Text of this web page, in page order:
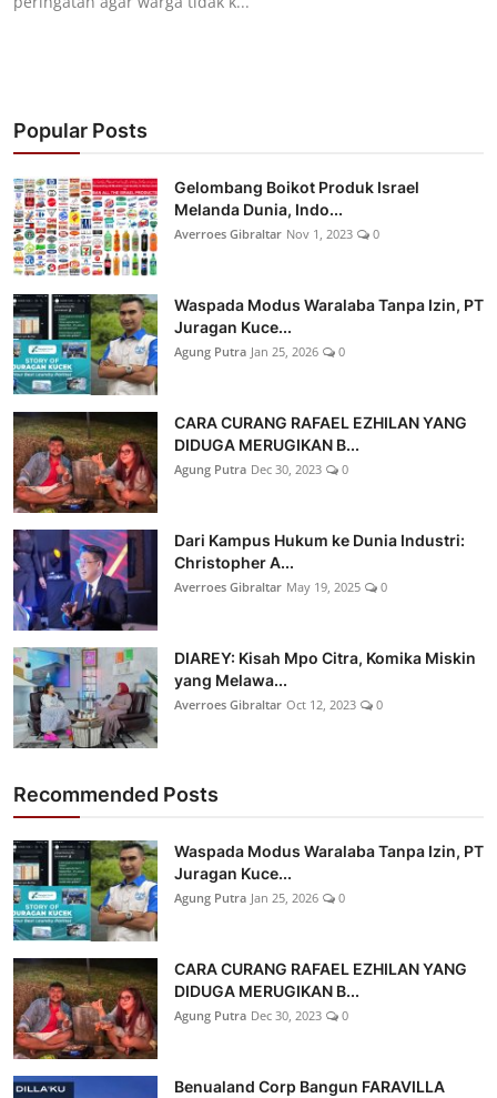
Popular Posts
Gelombang Boikot Produk Israel
Melanda Dunia, Indo...
Averroes Gibraltar Nov 1, 2023 0
Waspada Modus Waralaba Tanpa Izin, PT
Juragan Kuce...
Agung Putra Jan 25, 2026 0
CARA CURANG RAFAEL EZHILAN YANG
DIDUGA MERUGIKAN B...
Agung Putra Dec 30, 2023 0
Dari Kampus Hukum ke Dunia Industri:
Christopher A...
Averroes Gibraltar May 19, 2025 0
DIAREY: Kisah Mpo Citra, Komika Miskin
yang Melawa...
Averroes Gibraltar Oct 12, 2023 0
Recommended Posts
Waspada Modus Waralaba Tanpa Izin, PT
Juragan Kuce...
Agung Putra Jan 25, 2026 0
CARA CURANG RAFAEL EZHILAN YANG
DIDUGA MERUGIKAN B...
Agung Putra Dec 30, 2023 0
Benualand Corp Bangun FARAVILLA